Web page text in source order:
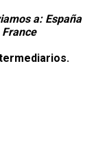
a: España